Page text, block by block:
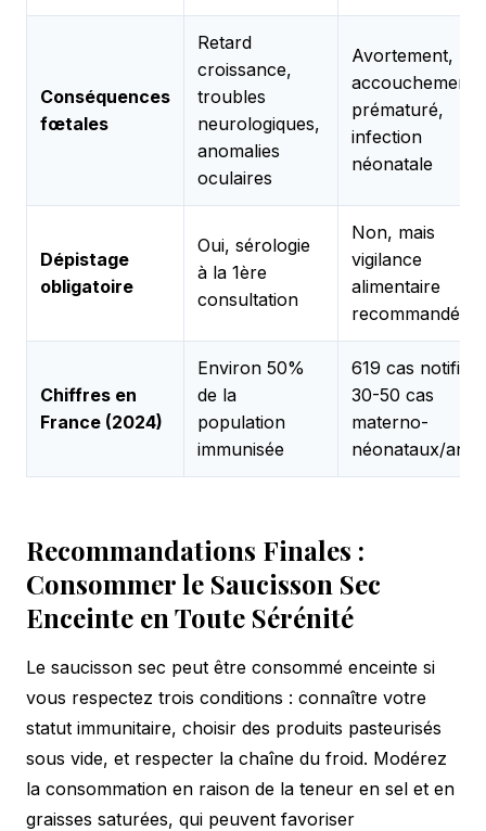
Conséquences
fœtales
Retard
croissance,
troubles
neurologiques,
anomalies
oculaires
Avortement,
accouchement
prématuré,
infection
néonatale
Dépistage
obligatoire
Oui, sérologie
à la 1ère
consultation
Non, mais
vigilance
alimentaire
recommandée
Chiffres en
France (2024)
Environ 50%
de la
population
immunisée
619 cas notifiés,
30-50 cas
materno-
néonataux/an
Recommandations Finales :
Consommer le Saucisson Sec
Enceinte en Toute Sérénité
Le saucisson sec peut être consommé enceinte si
vous respectez trois conditions : connaître votre
statut immunitaire, choisir des produits pasteurisés
sous vide, et respecter la chaîne du froid. Modérez
la consommation en raison de la teneur en sel et en
graisses saturées, qui peuvent favoriser